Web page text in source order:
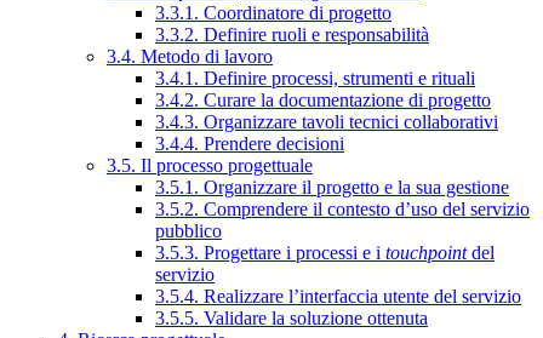
3.3.1. Coordinatore di progetto
3.3.2. Definire ruoli e responsabilità
3.4. Metodo di lavoro
3.4.1. Definire processi, strumenti e rituali
3.4.2. Curare la documentazione di progetto
3.4.3. Organizzare tavoli tecnici collaborativi
3.4.4. Prendere decisioni
3.5. Il processo progettuale
3.5.1. Organizzare il progetto e la sua gestione
3.5.2. Comprendere il contesto d’uso del servizio
pubblico
3.5.3. Progettare i processi e i touchpointdel
servizio
3.5.4. Realizzare l’interfaccia utente del servizio
3.5.5. Validare la soluzione ottenuta